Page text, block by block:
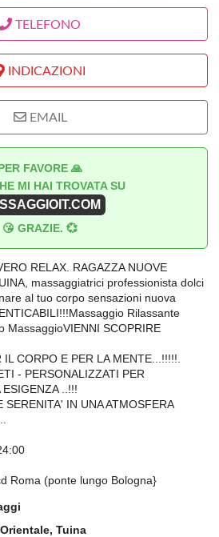
TELEFONO
INDICAZIONI
EMAIL
FAVORE 🙏
MI HAI TROVATA SU
😘 GRAZIE. 💞
RELAX. RAGAZZA NUOVE
massaggiatrici professionista dolci
al tuo corpo sensazioni nuova
Rilassante
MassaggioVIENNI SCOPRIRE
CORPO E PER LA MENTE...!!!!!.
- PERSONALIZZATI PER
..!!!
SERENITA' IN UNA ATMOSFERA
Roma (ponte lungo Bologna}
Tuina